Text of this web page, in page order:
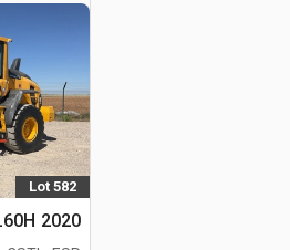
Lot 582
2020 Volvo L60H جرافة